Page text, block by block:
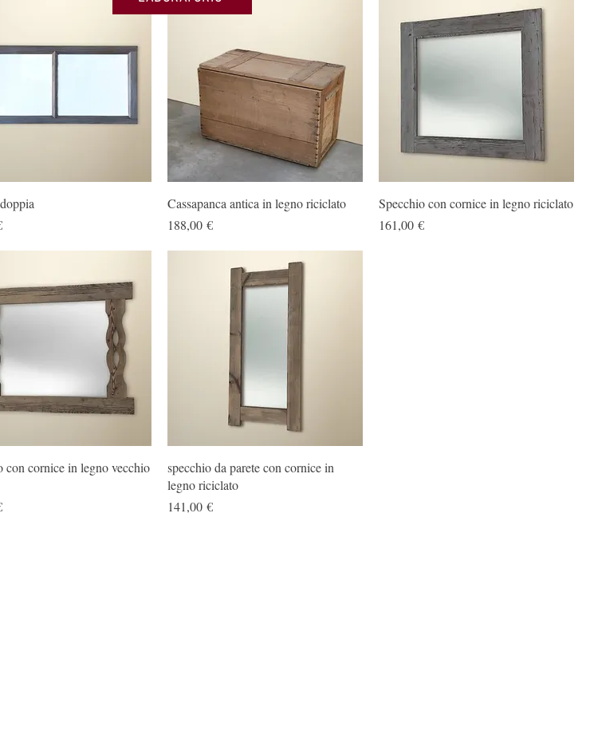
Cassapanca antica in legno riciclato
Prezzo
188,00 €
Specchio con cornice in legno riciclato
Prezzo
161,00 €
con cornice in legno vecchio
specchio da parete con cornice in
legno riciclato
Prezzo
141,00 €